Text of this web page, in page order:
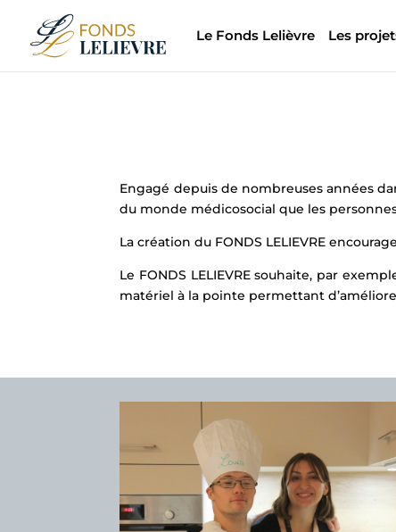
Le Fonds Lelièvre Les
Engagé depuis de nombreuses années
du monde médicosocial que les
La création du FONDS LELIEVRE
Le FONDS LELIEVRE souhaite, par
matériel à la pointe permettant